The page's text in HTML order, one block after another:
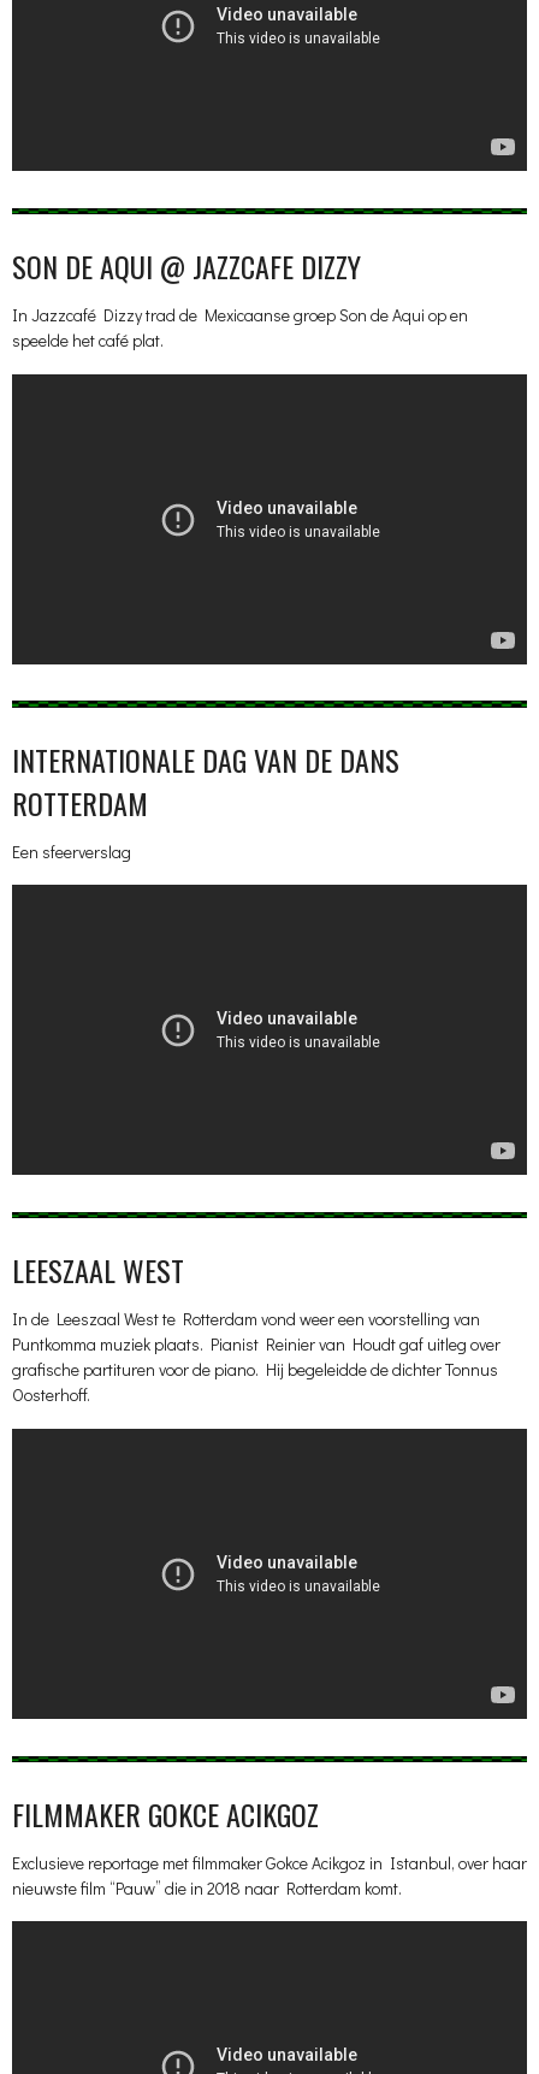
SON DE AQUI @ JAZZCAFE DIZZY
In Jazzcafé Dizzy trad de Mexicaanse groep Son de Aqui op en
speelde het café plat.
INTERNATIONALE DAG VAN DE DANS
ROTTERDAM
Een sfeerverslag
LEESZAAL WEST
In de Leeszaal West te Rotterdam vond weer een voorstelling van
Puntkomma muziek plaats. Pianist Reinier van Houdt gaf uitleg over
grafische partituren voor de piano. Hij begeleidde de dichter Tonnus
Oosterhoff.
FILMMAKER GOKCE ACIKGOZ
Exclusieve reportage met filmmaker Gokce Acikgoz in Istanbul, over haar
nieuwste film “Pauw” die in 2018 naar Rotterdam komt.